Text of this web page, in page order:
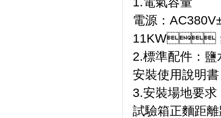
電源：
11KW；
2.標準配件：鹽水
安裝使用說明書
3.安裝場地要求
試驗箱正麵距